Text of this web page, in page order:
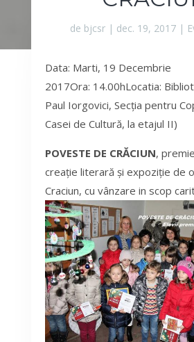
de bjcsr | dec. 19, 2017 |
Data: Marti, 19 Decembrie
2017Ora: 14.00hLocatia:
Paul Iorgovici, Secția pentru
Casei de Cultură, la etajul II)
POVESTE DE CRĂCIUN,
creație literară și expoziție de
Craciun, cu vânzare in scop